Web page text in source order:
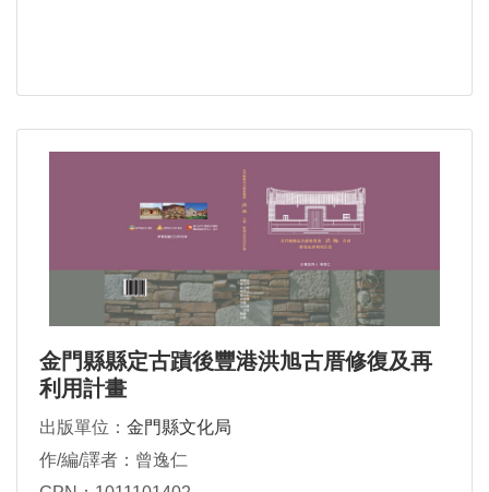
金門縣縣定古蹟後豐港洪旭古厝修復及再
利用計畫
出版單位： 金門縣文化局
作/編/譯者：曾逸仁